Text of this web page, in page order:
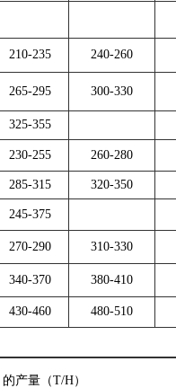
210-235 240-260
265-295 300-330
325-355
230-255 260-280
285-315 320-350
245-375
270-290 310-330
340-370 380-410
430-460 480-510
产量（T/H）